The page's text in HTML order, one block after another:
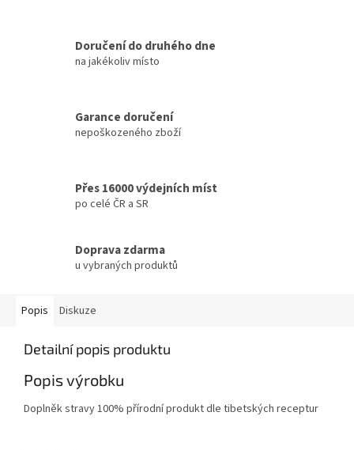
Doručení do druhého dne
na jakékoliv místo
Garance doručení
nepoškozeného zboží
Přes 16000 výdejních míst
po celé ČR a SR
Doprava zdarma
u vybraných produktů
Popis Diskuze
Detailní popis produktu
Popis výrobku
Doplněk stravy 100% přírodní produkt dle tibetských receptur